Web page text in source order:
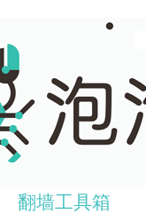
翻墙工具箱